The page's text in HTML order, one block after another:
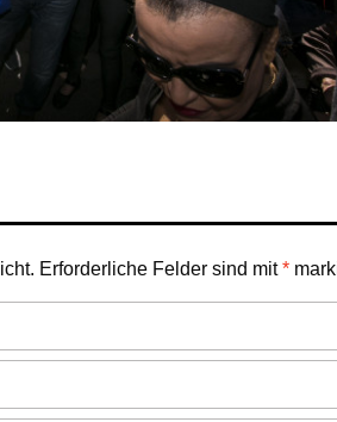
Erforderliche Felder sind mit*